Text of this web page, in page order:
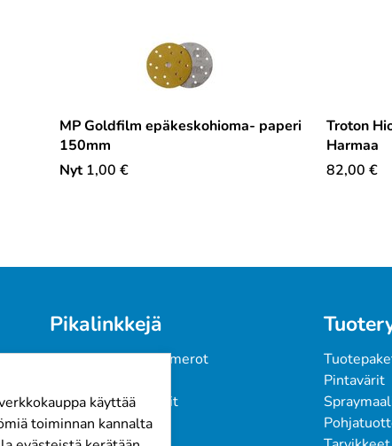
MP Goldfilm epäkeskohioma- paperi
150mm
Nyt 1,00 €
Troton
Harmaa
82,00 €
Pikalinkkejä
Värikartat ja värinumerot
Yhteistyökumppanit
Automaalari Osmo
Pintavärit
käyttää
toiminnan kannalta